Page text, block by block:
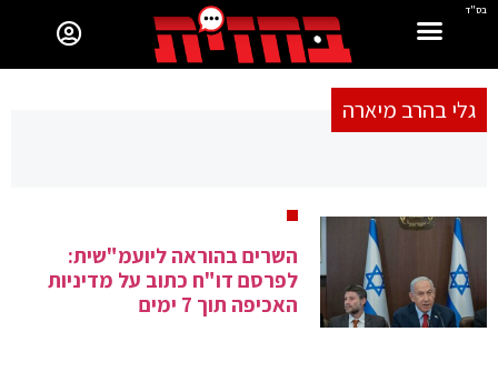
בס"ד
גלי בהרב מיארה
השרים בהוראה ליועמ"שית:
לפרסם דו"ח כתוב על מדיניות
האכיפה תוך 7 ימים